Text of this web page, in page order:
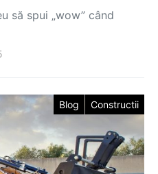
să spui „wow” când
Blog Constructii